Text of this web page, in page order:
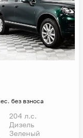
без взноса
204 л.с.
Дизель
Зеленый